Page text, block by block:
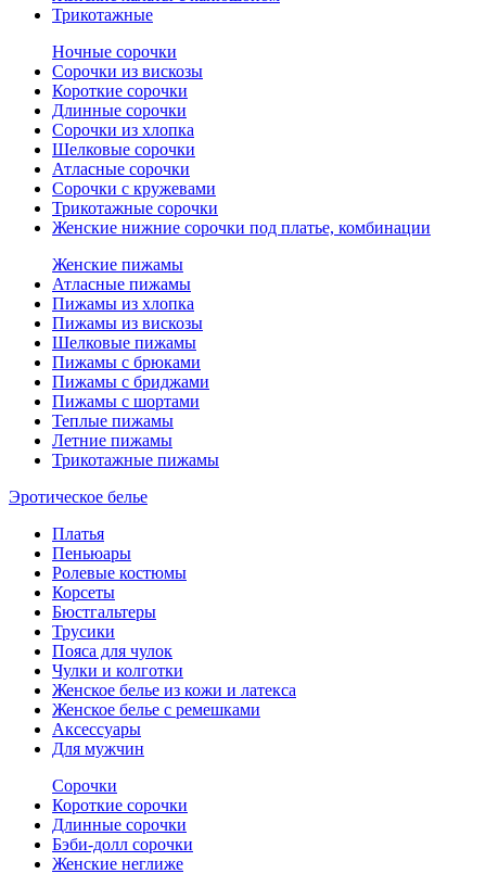
Трикотажные
Ночные сорочки
Сорочки из вискозы
Короткие сорочки
Длинные сорочки
Сорочки из хлопка
Шелковые сорочки
Атласные сорочки
Сорочки с кружевами
Трикотажные сорочки
Женские нижние сорочки под платье, комбинации
Женские пижамы
Атласные пижамы
Пижамы из хлопка
Пижамы из вискозы
Шелковые пижамы
Пижамы с брюками
Пижамы с бриджами
Пижамы с шортами
Теплые пижамы
Летние пижамы
Трикотажные пижамы
Эротическое белье
Платья
Пеньюары
Ролевые костюмы
Корсеты
Бюстгальтеры
Трусики
Пояса для чулок
Чулки и колготки
Женское белье из кожи и латекса
Женское белье с ремешками
Аксессуары
Для мужчин
Сорочки
Короткие сорочки
Длинные сорочки
Бэби-долл сорочки
Женские неглиже